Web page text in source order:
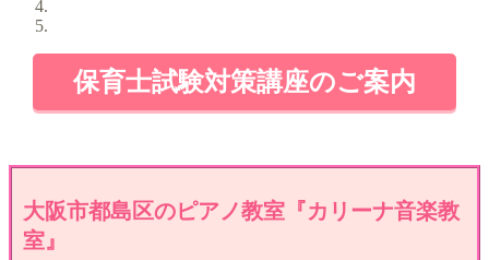
保育士試験対策講座のご案内
大阪市都島区のピアノ教室『カリーナ音楽教
室』